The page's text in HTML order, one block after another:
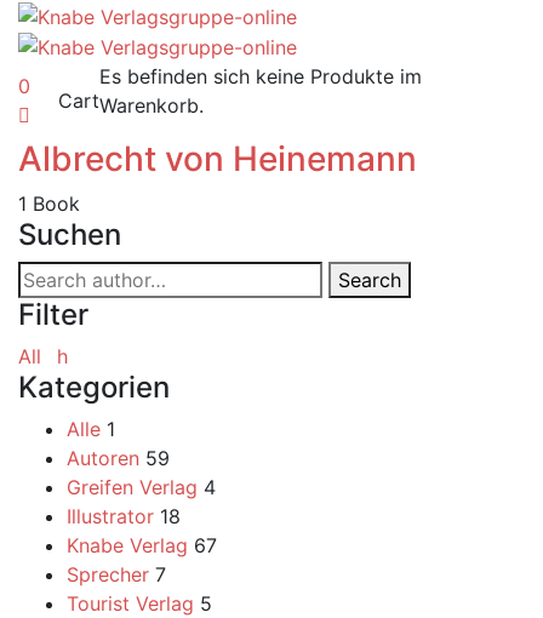
0
Cart
Es befinden sich keine Produkte im
Warenkorb.
Albrecht von Heinemann
1 Book
Suchen
Search
for:
Search
Filter
All h
Kategorien
Alle 1
Autoren 59
Greifen Verlag 4
Illustrator 18
Knabe Verlag 67
Sprecher 7
Tourist Verlag 5